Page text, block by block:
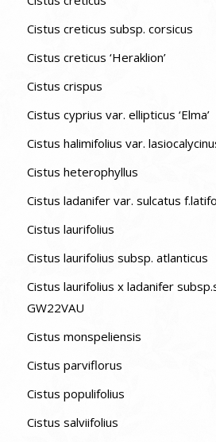
Cistus creticus subsp. corsicus
Cistus creticus ‘Heraklion’
Cistus crispus
Cistus cyprius var. ellipticus ‘Elma’
Cistus halimifolius var.
Cistus heterophyllus
Cistus ladanifer var. sulcatus
Cistus laurifolius
Cistus laurifolius subsp. atlanticus
Cistus laurifolius x ladanifer
GW22VAU
Cistus monspeliensis
Cistus parviflorus
Cistus populifolius
Cistus salviifolius